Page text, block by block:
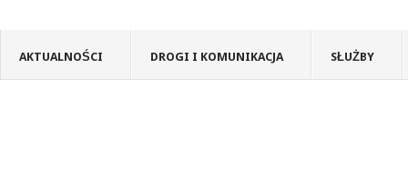
AKTUALNOŚCI DROGI I KOMUNIKACJA SŁUŻBY